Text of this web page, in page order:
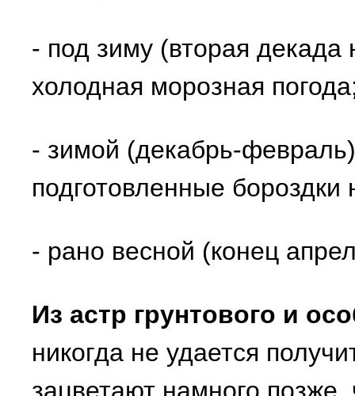
- под зиму (вторая декада
холодная морозная
- зимой (декабрь-
подготовленные бороздки
- рано весной (конец
Из астр грунтового и
никогда не удается